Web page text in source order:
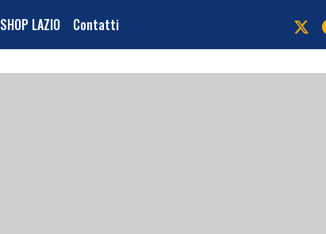
SHOP LAZIO Contatti